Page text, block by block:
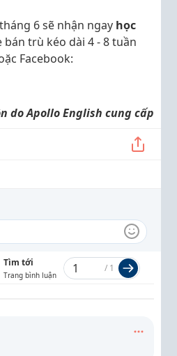
6 sẽ nhận ngay học
trù kéo dài 4 - 8 tuần
Facebook:
do Apollo English cung cấp
Tìm tới
Trang bình luận
/ 1